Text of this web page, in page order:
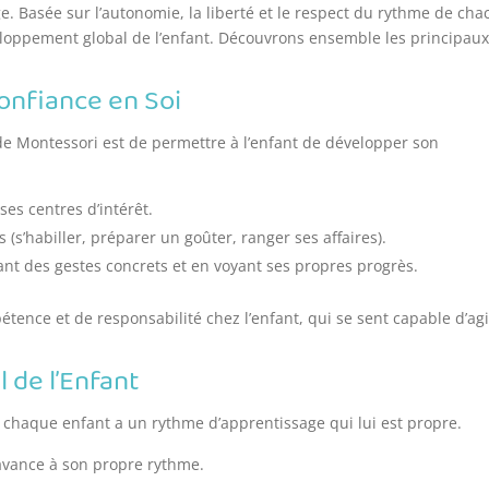
Basée sur l’autonomie, la liberté et le respect du rythme de
global de l’enfant. Découvrons ensemble les principaux
en Soi
Montessori est de permettre à l’enfant de développer son
centres d’intérêt.
préparer un goûter, ranger ses affaires).
des gestes concrets et en voyant ses propres progrès.
et de responsabilité chez l’enfant, qui se sent capable
l’Enfant
enfant a un rythme d’apprentissage qui lui est propre.
à son propre rythme.